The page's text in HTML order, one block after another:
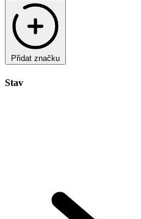
Přidat značku
Stav